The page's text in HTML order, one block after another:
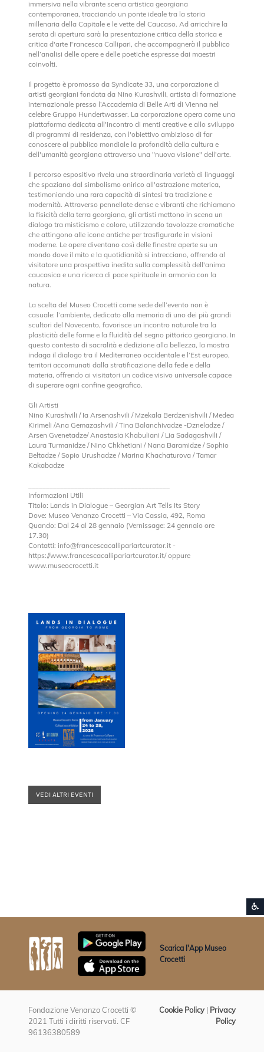
immersiva nella vibrante scena artistica georgiana
contemporanea, tracciando un ponte ideale tra la storia
millenaria della Capitale e le vette del Caucaso. Ad arricchire la
serata di apertura sarà la presentazione critica della storica e
critica d'arte Francesca Callipari, che accompagnerà il pubblico
nell’analisi delle opere e delle poetiche espresse dai maestri
coinvolti.
Il progetto è promosso da Syndicate 33, una corporazione di
artisti georgiani fondata da Nino Kurashvili, artista di formazione
internazionale presso l’Accademia di Belle Arti di Vienna nel
celebre Gruppo Hundertwasser. La corporazione opera come una
piattaforma dedicata all'incontro di menti creative e allo sviluppo
di programmi di residenza, con l'obiettivo ambizioso di far
conoscere al pubblico mondiale la profondità della cultura e
dell'umanità georgiana attraverso una "nuova visione" dell'arte.
Il percorso espositivo rivela una straordinaria varietà di linguaggi
che spaziano dal simbolismo onirico all'astrazione materica,
testimoniando una rara capacità di sintesi tra tradizione e
modernità. Attraverso pennellate dense e vibranti che richiamano
la fisicità della terra georgiana, gli artisti mettono in scena un
dialogo tra misticismo e colore, utilizzando tavolozze cromatiche
che attingono alle icone antiche per trasfigurarle in visioni
moderne. Le opere diventano così delle finestre aperte su un
mondo dove il mito e la quotidianità si intrecciano, offrendo al
visitatore una prospettiva inedita sulla complessità dell'anima
caucasica e una ricerca di pace spirituale in armonia con la
natura.
La scelta del Museo Crocetti come sede dell’evento non è
casuale: l’ambiente, dedicato alla memoria di uno dei più grandi
scultori del Novecento, favorisce un incontro naturale tra la
plasticità delle forme e la fluidità del segno pittorico georgiano. In
questo contesto di sacralità e dedizione alla bellezza, la mostra
indaga il dialogo tra il Mediterraneo occidentale e l’Est europeo,
territori accomunati dalla stratificazione della fede e della
materia, offrendo ai visitatori un codice visivo universale capace
di superare ogni confine geografico.
Gli Artisti
Nino Kurashvili / Ia Arsenashvili / Mzekala Berdzenishvili / Medea
Kirimeli /Ana Gemazashvili / Tina Balanchivadze -Dzneladze /
Arsen Gvenetadze/ Anastasia Khabuliani / Lia Sadagashvili /
Laura Turmanidze / Nino Chkhetiani / Nana Baramidze / Sophio
Beltadze / Sopio Urushadze / Marina Khachaturova / Tamar
Kakabadze
Informazioni Utili
Titolo: Lands in Dialogue – Georgian Art Tells Its Story
Dove: Museo Venanzo Crocetti – Via Cassia, 492, Roma
Quando: Dal 24 al 28 gennaio (Vernissage: 24 gennaio ore
17.30)
Contatti: info@francescacallipariartcurator.it -
https://www.francescacallipariartcurator.it/ oppure
www.museocrocetti.it
VEDI ALTRI EVENTI
Scarica l'App Museo
Crocetti
Fondazione Venanzo Crocetti ©
2021 Tutti i diritti riservati. CF
96136380589
Cookie Policy| Privacy
Policy